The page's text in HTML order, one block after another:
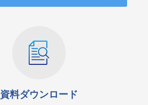
資料ダウンロード